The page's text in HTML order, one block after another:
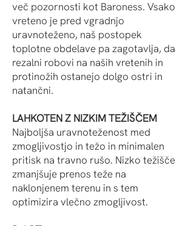
več pozornosti kot Baroness. Vsako
vreteno je pred vgradnjo
uravnoteženo, naš postopek
toplotne obdelave pa zagotavlja, da
rezalni robovi na naših vretenih in
protinožih ostanejo dolgo ostri in
natančni.
LAHKOTEN Z NIZKIM TEŽIŠČEM
Najboljša uravnoteženost med
zmogljivostjo in težo in minimalen
pritisk na travno rušo. Nizko težišče
zmanjšuje prenos teže na
naklonjenem terenu in s tem
optimizira vlečno zmogljivost.